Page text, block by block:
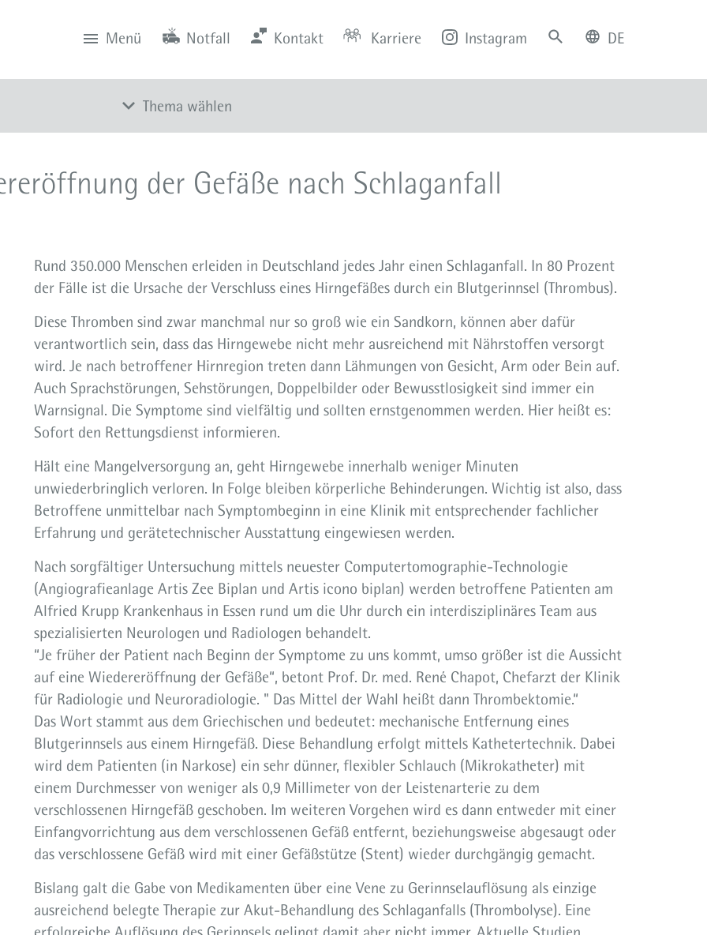
Menü Notfall Kontakt Karriere Instagram DE
Thema wählen
Neuroradiologie
Sprechstunden
der Gefäße nach Schlaganfall
Rund 350.000 Menschen erleiden in Deutschland jedes Jahr einen Schlaganfall. In 80 Prozent
der Fälle ist die Ursache der Verschluss eines Hirngefäßes durch ein Blutgerinnsel (Thrombus).
Diese Thromben sind zwar manchmal nur so groß wie ein Sandkorn, können aber dafür
verantwortlich sein, dass das Hirngewebe nicht mehr ausreichend mit Nährstoffen versorgt
wird. Je nach betroffener Hirnregion treten dann Lähmungen von Gesicht, Arm oder Bein auf.
Auch Sprachstörungen, Sehstörungen, Doppelbilder oder Bewusstlosigkeit sind immer ein
Warnsignal. Die Symptome sind vielfältig und sollten ernstgenommen werden. Hier heißt es:
Sofort den Rettungsdienst informieren.
Hält eine Mangelversorgung an, geht Hirngewebe innerhalb weniger Minuten
unwiederbringlich verloren. In Folge bleiben körperliche Behinderungen. Wichtig ist also, dass
Betroffene unmittelbar nach Symptombeginn in eine Klinik mit entsprechender fachlicher
Erfahrung und gerätetechnischer Ausstattung eingewiesen werden.
Nach sorgfältiger Untersuchung mittels neuester Computertomographie-Technologie
(Angiografieanlage Artis Zee Biplan und Artis icono biplan) werden betroffene Patienten am
Alfried Krupp Krankenhaus in Essen rund um die Uhr durch ein interdisziplinäres Team aus
spezialisierten Neurologen und Radiologen behandelt.
“Je früher der Patient nach Beginn der Symptome zu uns kommt, umso größer ist die Aussicht
auf eine Wiedereröffnung der Gefäße“, betont Prof. Dr. med. René Chapot, Chefarzt der Klinik
für Radiologie und Neuroradiologie. " Das Mittel der Wahl heißt dann Thrombektomie.“
Das Wort stammt aus dem Griechischen und bedeutet: mechanische Entfernung eines
Blutgerinnsels aus einem Hirngefäß. Diese Behandlung erfolgt mittels Kathetertechnik. Dabei
wird dem Patienten (in Narkose) ein sehr dünner, flexibler Schlauch (Mikrokatheter) mit
einem Durchmesser von weniger als 0,9 Millimeter von der Leistenarterie zu dem
verschlossenen Hirngefäß geschoben. Im weiteren Vorgehen wird es dann entweder mit einer
Einfangvorrichtung aus dem verschlossenen Gefäß entfernt, beziehungsweise abgesaugt oder
das verschlossene Gefäß wird mit einer Gefäßstütze (Stent) wieder durchgängig gemacht.
Bislang galt die Gabe von Medikamenten über eine Vene zu Gerinnselauflösung als einzige
ausreichend belegte Therapie zur Akut-Behandlung des Schlaganfalls (Thrombolyse). Eine